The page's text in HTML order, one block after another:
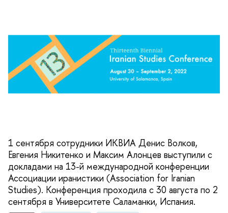
1 сентября сотрудники ИКВИА Денис Волков,
Евгения Никитенко и Максим Алонцев выступили с
докладами на 13-й международной конференции
Ассоциации иранистики (Association for Iranian
Studies). Конференция проходила с 30 августа по 2
сентября в Университете Саламанки, Испания.